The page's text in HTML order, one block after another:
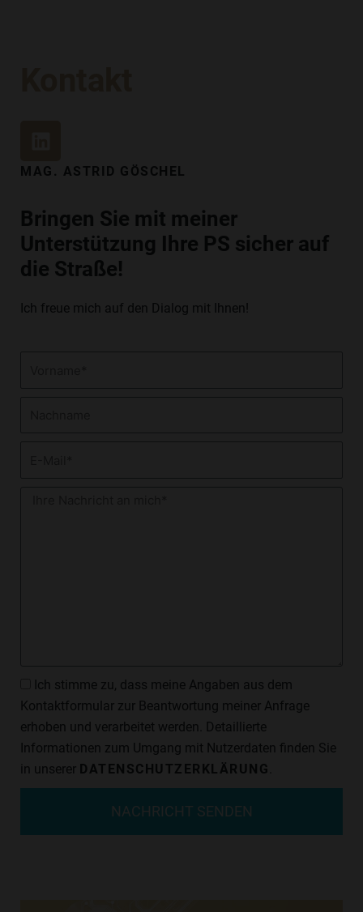
N
E
D
I
N
MAG. ASTRID GÖSCHEL
Bringen Sie mit meiner
Unterstützung Ihre PS sicher auf
die Straße!
Ich freue mich auf den Dialog mit Ihnen!
Datenschutzzustimmung
Ich stimme zu, dass meine Angaben aus dem
Kontaktformular zur Beantwortung meiner Anfrage
erhoben und verarbeitet werden. Detaillierte
Informationen zum Umgang mit Nutzerdaten finden Sie
in unserer DATENSCHUTZERKLÄRUNG
NACHRICHT SENDEN